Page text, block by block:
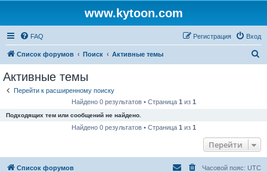
www.kytoon.com
FAQ Вход
Регистрация
Список форумов Поиск Активные темы
Активные темы
Перейти к расширенному поиску
Найдено 0 результатов • Страница 1 из 1
Подходящих тем или сообщений не найдено.
Найдено 0 результатов • Страница 1 из 1
Перейти
Список форумов Часовой пояс: UTC